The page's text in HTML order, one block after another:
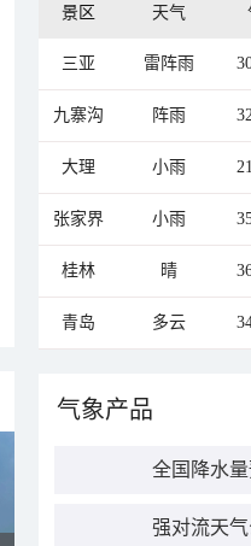
景区 天气
三亚 雷阵雨
九寨沟 阵雨
大理 小雨
张家界 小雨
桂林 晴
青岛 多云
气象产品
全国降水
强对流天